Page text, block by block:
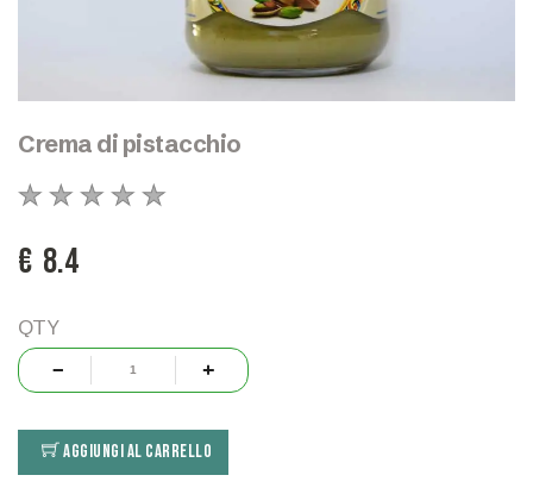
Crema di pistacchio
€ 8.4
QTY
AGGIUNGI AL CARRELLO